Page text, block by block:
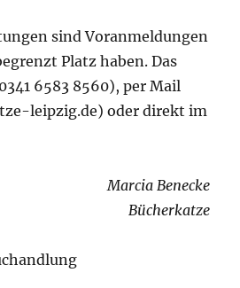
sind Voranmeldungen
Platz haben. Das
6583 8560), per Mail
leipzig.de) oder direkt im
Marcia Benecke
Bücherkatze